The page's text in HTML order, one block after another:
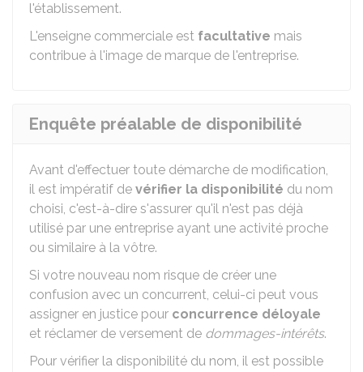
l'établissement.
L'enseigne commerciale est facultative mais
contribue à l'image de marque de l'entreprise.
Enquête préalable de disponibilité
Avant d'effectuer toute démarche de modification,
il est impératif de vérifier la disponibilité du nom
choisi, c'est-à-dire s'assurer qu'il n'est pas déjà
utilisé par une entreprise ayant une activité proche
ou similaire à la vôtre.
Si votre nouveau nom risque de créer une
confusion avec un concurrent, celui-ci peut vous
assigner en justice pour concurrence déloyale
et réclamer de versement de dommages-intérêts.
Pour vérifier la disponibilité du nom, il est possible